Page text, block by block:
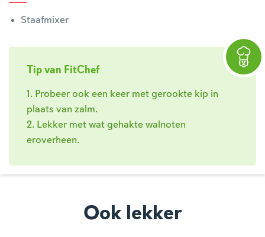
Staafmixer
Tip van FitChef
1. Probeer ook een keer met gerookte kip in
plaats van zalm.
2. Lekker met wat gehakte walnoten
eroverheen.
Ook lekker